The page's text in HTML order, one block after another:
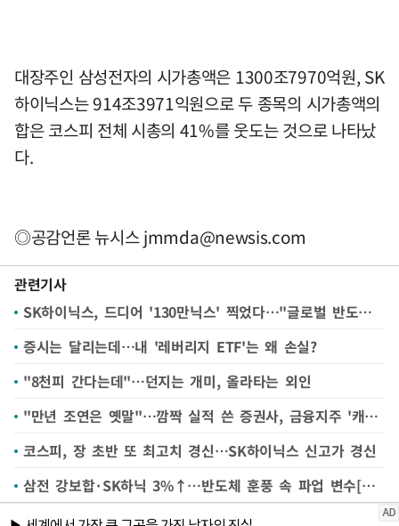
대장주인 삼성전자의 시가총액은 1300조7970억원, SK
하이닉스는 914조3971익원으로 두 종목의 시가총액의
합은 코스피 전체 시총의 41%를 웃도는 것으로 나타났
다.
◎공감언론 뉴시스jmmda@newsis.com
관련기사
SK하이닉스, 드디어 '130만닉스' 찍었다…"글로벌 반도체 훈풍+실적 모멘텀"
증시는 달리는데…내 '레버리지 ETF'는 왜 손실?
"8천피 간다는데"…던지는 개미, 올라타는 외인
"만년 조연은 옛말"…깜짝 실적 쓴 증권사, 금융지주 '캐시카우'로
코스피, 장 초반 또 최고치 경신…SK하이닉스 신고가 경신
삼전 강보합·SK하닉 3%↑…반도체 훈풍 속 파업 변수[핫스탁]